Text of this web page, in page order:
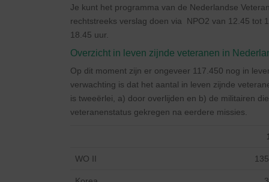
Je kunt het programma van de Nederlandse
rechtstreeks verslag doen via NPO2 van 12.45 tot
18.45 uur.
Overzicht in leven zijnde veteranen in
Op dit moment zijn er ongeveer 117.450 nog in
verwachting is dat het aantal in leven zijnde
is tweeërlei, a) door overlijden en b) de militairen
veteranenstatus gekregen na eerdere missies.
WO II